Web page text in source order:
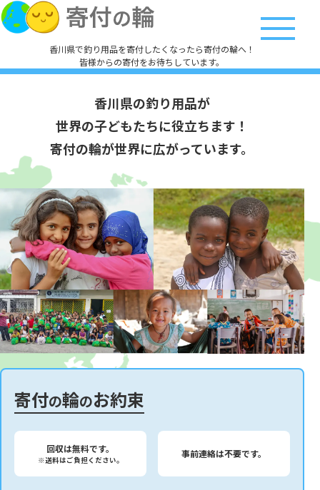
香川県で釣り用品を寄付したくなったら寄付の輪へ！
皆様からの寄付をお待ちしています。
香川県の釣り用品が
世界の子どもたちに役立ちます！
寄付の輪が世界に広がっています。
寄付の輪のお約束
回収は無料です。
※送料はご負担ください。
事前連絡は不要です。